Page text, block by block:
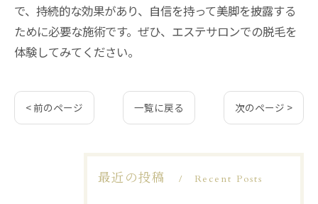
で、持続的な効果があり、自信を持って美脚を披露する
ために必要な施術です。ぜひ、エステサロンでの脱毛を
体験してみてください。
< 前のページ 一覧に戻る 次のページ >
最近の投稿 Recent Posts